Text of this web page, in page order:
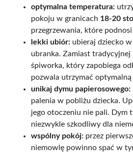
optymalna temperatura:
pokoju w granicach 18-20
przegrzewania, które podnosi
lekki ubiór: ubieraj dziecko
ubranka. Zamiast tradycyjnej
śpiworka, który zapobiega
pozwala utrzymać optymalną
unikaj dymu papierosowego:
palenia w pobliżu dziecka.
jego otoczeniu nie pali. Dym
niezwykle szkodliwy dla
wspólny pokój: przez
niemowlę powinno spać w